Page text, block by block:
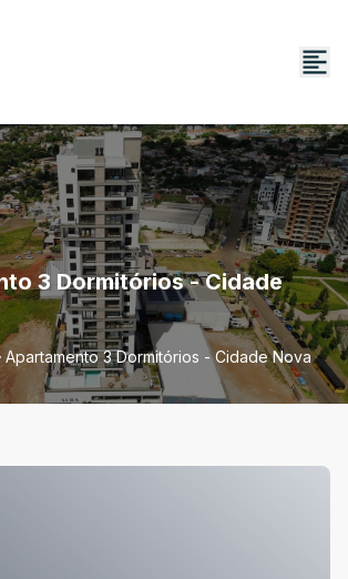
3 Dormitórios - Cidade
Apartamento 3 Dormitórios - Cidade Nova